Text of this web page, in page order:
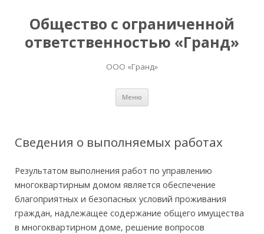
Общество с ограниченной
ответственностью «Гранд»
ООО «Гранд»
Меню
Сведения о выполняемых работах
Результатом выполнения работ по управлению
многоквартирным домом является обеспечение
благоприятных и безопасных условий проживания
граждан, надлежащее содержание общего имущества
в многоквартирном доме, решение вопросов